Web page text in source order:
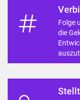
Folge
die